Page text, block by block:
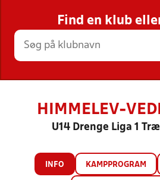
STILLINGER,
HOLD
Find en klub
HIMMELEV-
U14 Drenge Liga 1
INFO KAMPPROGRAM